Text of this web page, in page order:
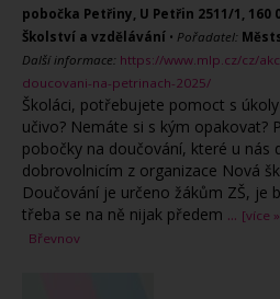
pobočka Petřiny, U Petřin 2511/1, 160
Školství a vzdělávání • Pořadatel:
Další informace: https://www.mlp.cz/cz/
doucovani-na-petrinach-2025/
Školáci, potřebujete pomoct s
učivo? Nemáte si s kým opakovat?
pobočky na doučování, které u nás
dobrovolnicím z organizace Nová
Doučování je určeno žákům ZŠ, je
třeba se na ně nijak předem ... [více
Břevnov